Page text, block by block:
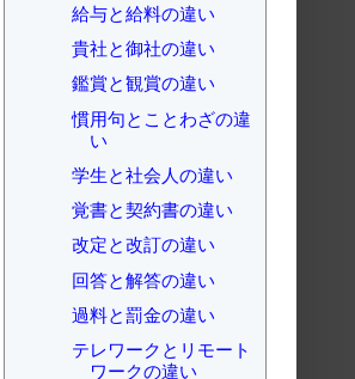
給与と給料の違い
貴社と御社の違い
鑑賞と観賞の違い
慣用句とことわざの違
い
学生と社会人の違い
覚書と契約書の違い
改定と改訂の違い
回答と解答の違い
過料と罰金の違い
テレワークとリモート
ワークの違い